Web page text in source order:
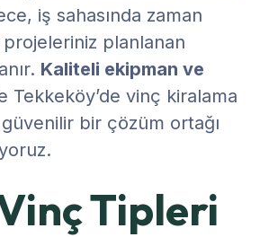
iş sahasında zaman
projeleriniz planlanan
Kaliteli ekipman ve
Tekkeköy’de vinç kiralama
güvenilir bir çözüm ortağı
Tipleri